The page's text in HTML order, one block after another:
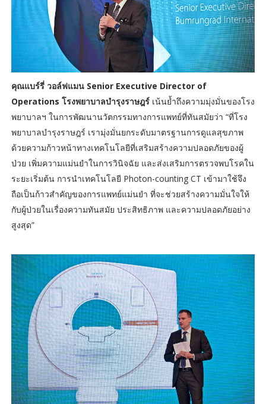
คุณแบร์รี่ วอล์ฟแมน Senior Executive Director of
Operations โรงพยาบาลบำรุงราษฎร์ เน้นย้ำถึงความมุ่งมั่นของโรง
พยาบาลฯ ในการพัฒนานวัตกรรมทางการแพทย์ที่ทันสมัยว่า “ที่โรง
พยาบาลบำรุงราษฎร์ เรามุ่งมั่นยกระดับมาตรฐานการดูแลสุขภาพ
ด้วยความก้าวหน้าทางเทคโนโลยีที่เสริมสร้างความปลอดภัยของผู้
ป่วย เพิ่มความแม่นยำในการวินิจฉัย และส่งเสริมการตรวจพบโรคใน
ระยะเริ่มต้น การนำเทคโนโลยี Photon-counting CT เข้ามาใช้จึง
ถือเป็นก้าวสำคัญของการแพทย์แม่นยำ ที่จะช่วยสร้างความมั่นใจให้
กับผู้ป่วยในเรื่องความทันสมัย ประสิทธิภาพ และความปลอดภัยอย่าง
สูงสุด”